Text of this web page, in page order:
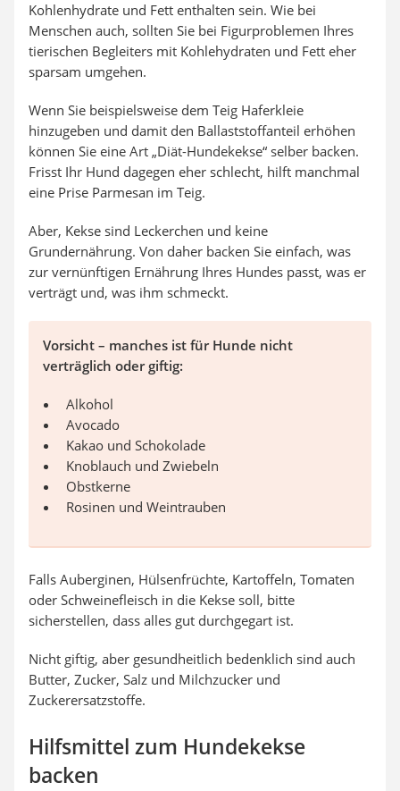
Kohlenhydrate und Fett enthalten sein. Wie bei
Menschen auch, sollten Sie bei Figurproblemen Ihres
tierischen Begleiters mit Kohlehydraten und Fett eher
sparsam umgehen.
Wenn Sie beispielsweise dem Teig Haferkleie
hinzugeben und damit den Ballaststoffanteil erhöhen
können Sie eine Art „Diät-Hundekekse“ selber backen.
Frisst Ihr Hund dagegen eher schlecht, hilft manchmal
eine Prise Parmesan im Teig.
Aber, Kekse sind Leckerchen und keine
Grundernährung. Von daher backen Sie einfach, was
zur vernünftigen Ernährung Ihres Hundes passt, was er
verträgt und, was ihm schmeckt.
Vorsicht – manches ist für Hunde nicht
verträglich oder giftig:
Alkohol
Avocado
Kakao und Schokolade
Knoblauch und Zwiebeln
Obstkerne
Rosinen und Weintrauben
Falls Auberginen, Hülsenfrüchte, Kartoffeln, Tomaten
oder Schweinefleisch in die Kekse soll, bitte
sicherstellen, dass alles gut durchgegart ist.
Nicht giftig, aber gesundheitlich bedenklich sind auch
Butter, Zucker, Salz und Milchzucker und
Zuckerersatzstoffe.
Hilfsmittel zum Hundekekse
backen